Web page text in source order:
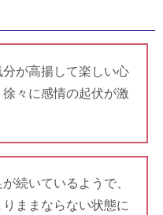
が高揚して楽しい心
々に感情の起伏が激
続いているようで、
ままならない状態に